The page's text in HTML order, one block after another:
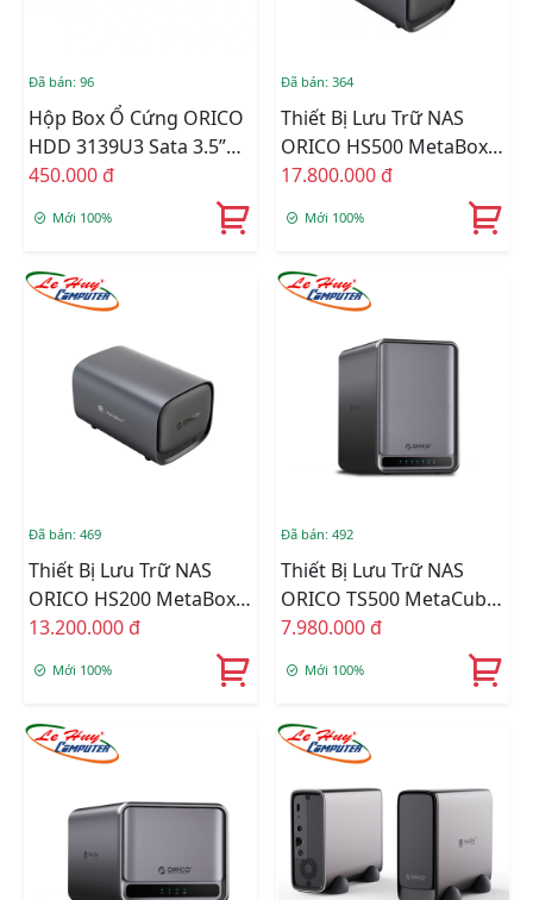
Đã bán: 96
Hộp Box Ổ Cứng ORICO
HDD 3139U3 Sata 3.5”
USB 3.0
450.000 đ
Mới 100%
Đã bán: 364
Thiết Bị Lưu Trữ NAS
ORICO HS500 MetaBox
Pro 5 Bay (HS500-EU-GY-
17.800.000 đ
Mới 100%
Đã bán: 469
Thiết Bị Lưu Trữ NAS
ORICO HS200 MetaBox 2
Bay (HS200-EU-GY-BP)
13.200.000 đ
Mới 100%
Đã bán: 492
Thiết Bị Lưu Trữ NAS
ORICO TS500 MetaCube
Pro 5 Bay (TS500-EU-GY-
7.980.000 đ
Mới 100%